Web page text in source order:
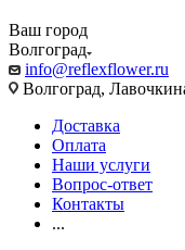
Ваш город
Волгоград
info@reflexflower.ru
Волгоград,
Доставка
Оплата
Наши услуги
Вопрос-ответ
Контакты
...